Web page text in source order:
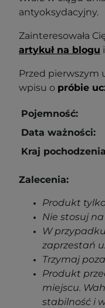
antyoksydacyjny.
Zainteresowała
artykuł na blogu
Przed pierwszym
wpisu o próbie
Pojemność:
Data ważności:
Kraj
Zalecenia:
Produkt
Nie stosuj
W
zaprzestań
Trzymaj
Produkt
miejscu.
stabilność i